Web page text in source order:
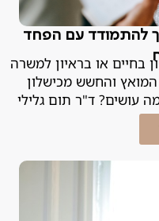
להתמודד עם הפחד
בחיים או בראיון למשרה
והחשש מכישלון
עושים? ד"ר תום גלילי